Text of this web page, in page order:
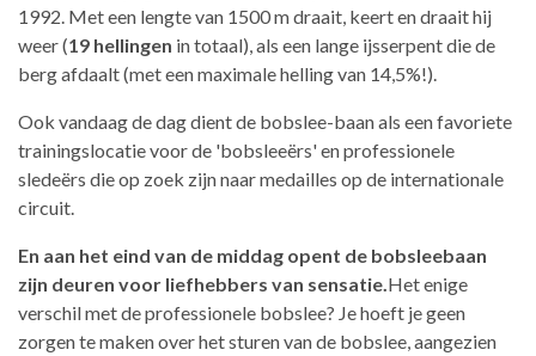
1992. Met een lengte van 1500 m draait, keert en draait hij
weer (19 hellingen in totaal), als een lange ijsserpent die de
berg afdaalt (met een maximale helling van 14,5%!).
Ook vandaag de dag dient de bobslee-baan als een favoriete
trainingslocatie voor de 'bobsleeërs' en professionele
sledeërs die op zoek zijn naar medailles op de internationale
circuit.
En aan het eind van de middag opent de bobsleebaan
zijn deuren voor liefhebbers van sensatie. Het enige
verschil met de professionele bobslee? Je hoeft je geen
zorgen te maken over het sturen van de bobslee, aangezien